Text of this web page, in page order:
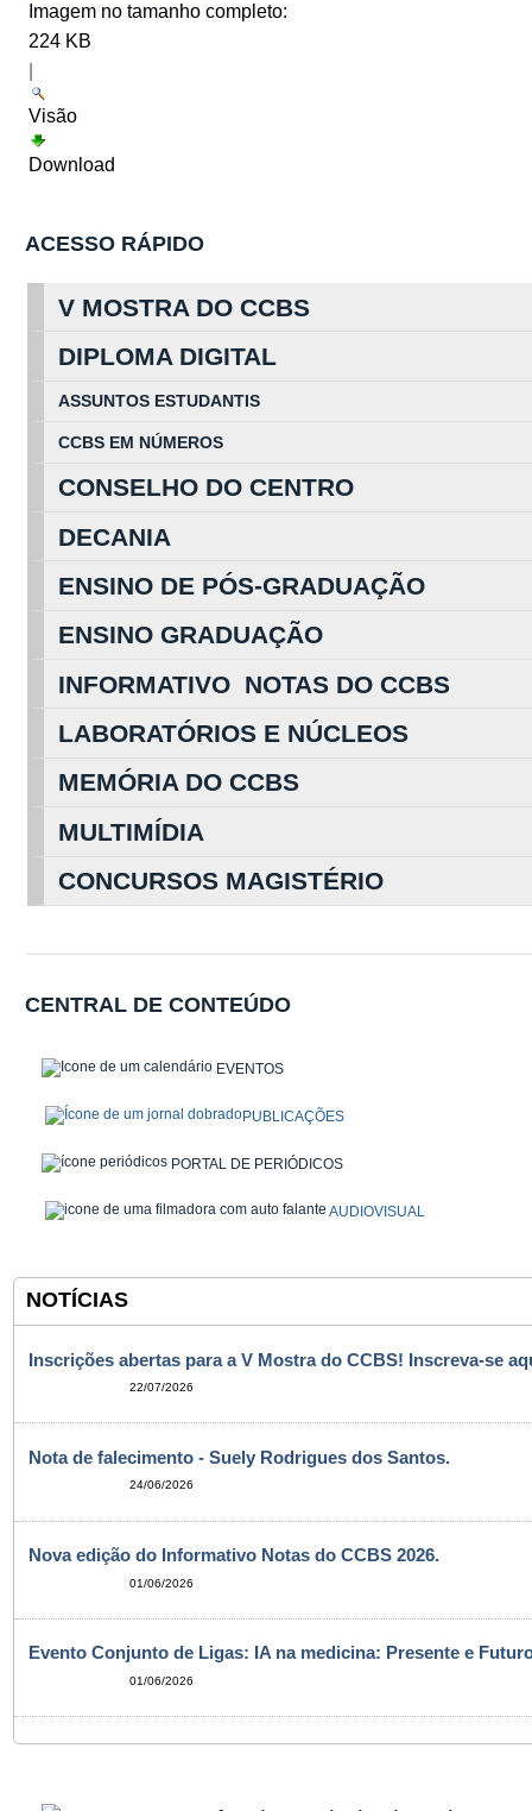
Imagem no tamanho completo:
224 KB
Visão
Download
ACESSO RÁPIDO
V MOSTRA DO CCBS
DIPLOMA DIGITAL
ASSUNTOS ESTUDANTIS
CCBS EM NÚMEROS
CONSELHO DO CENTRO
DECANIA
ENSINO DE PÓS-GRADUAÇÃO
ENSINO GRADUAÇÃO
INFORMATIVO NOTAS DO CCBS
LABORATÓRIOS E NÚCLEOS
MEMÓRIA DO CCBS
MULTIMÍDIA
CONCURSOS MAGISTÉRIO
CENTRAL DE CONTEÚDO
EVENTOS
PUBLICAÇÕES
PORTAL DE PERIÓDICOS
AUDIOVISUAL
NOTÍCIAS
Inscrições abertas para a V Mostra do CCBS! Inscreva-se
22/07/2026
Nota de falecimento - Suely Rodrigues dos Santos.
24/06/2026
Nova edição do Informativo Notas do CCBS 2026.
01/06/2026
Evento Conjunto de Ligas: IA na medicina: Presente e
01/06/2026